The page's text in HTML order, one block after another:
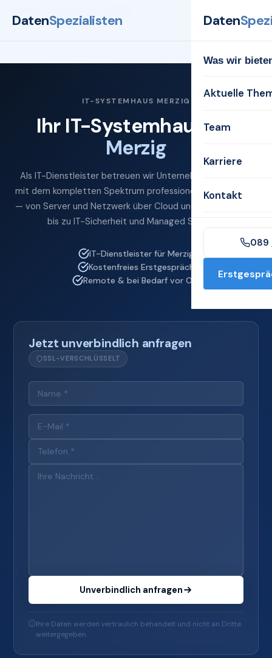
DatenSpezialisten Daten
Was wir
Aktuelle
Team
Karriere
Kontakt
089
IT-SYSTEMHAUS MERZIG
Ihr IT-Systemhaus für
Merzig
Als IT-Dienstleister betreuen wir Unternehmen in Merzig
mit dem kompletten Spektrum professioneller IT-Services
— von Server und Netzwerk über Cloud und Microsoft 365
bis zu IT-Sicherheit und Managed Services.
IT-Dienstleister für Merzig
Kostenfreies Erstgespräch
Remote & bei Bedarf vor Ort
Jetzt unverbindlich anfragen
SSL-VERSCHLÜSSELT
Unverbindlich anfragen
Ihre Daten werden vertraulich behandelt und nicht an Dritte
weitergegeben.